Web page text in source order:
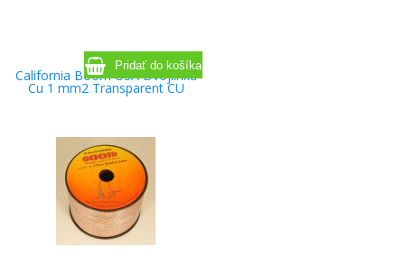
California Boom USA Dvojlinka
Cu 1 mm2 Transparent CU